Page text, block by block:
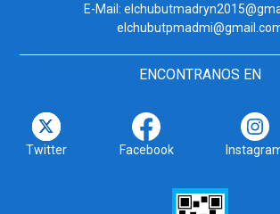
E-Mail:
ENCONTRANOS EN
Twitter Facebook